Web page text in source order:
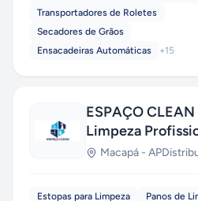
Transportadores de Roletes
Secadores de Grãos
Ensacadeiras Automáticas
+15
ESPAÇO
Limpeza
Macapá - AP
Estopas para Limpeza
Panos de